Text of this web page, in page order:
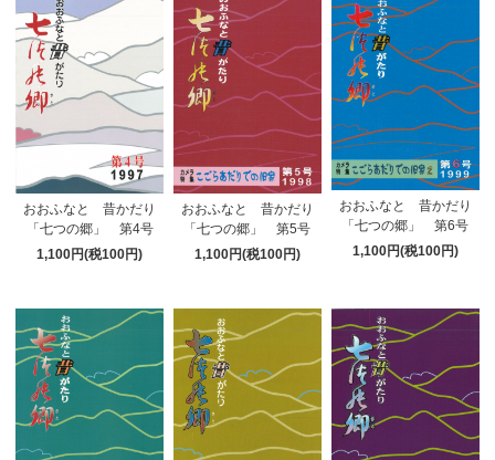
おおふなと 昔かだり
「七つの郷」 第4号
1,100円(税100円)
おおふなと 昔かだり
「七つの郷」 第5号
1,100円(税100円)
おおふなと 昔かだり
「七つの郷」 第6号
1,100円(税100円)